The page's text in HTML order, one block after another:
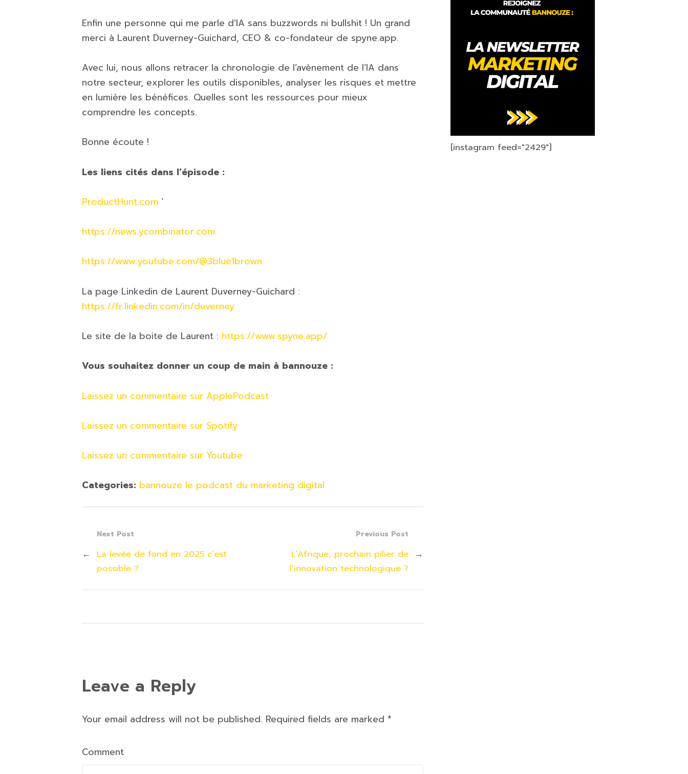
Enfin une personne qui me parle d’IA sans buzzwords ni bullshit ! Un grand
merci à Laurent Duverney-Guichard, CEO & co-fondateur de spyne.app.
Avec lui, nous allons retracer la chronologie de l’avènement de l’IA dans
notre secteur, explorer les outils disponibles, analyser les risques et mettre
en lumière les bénéfices. Quelles sont les ressources pour mieux
comprendre les concepts.
Bonne écoute !
Les liens cités dans l’épisode :
ProductHunt.com `
https://news.ycombinator.com
https://www.youtube.com/@3blue1brown
La page Linkedin de Laurent Duverney-Guichard :
https://fr.linkedin.com/in/duverney
Le site de la boite de Laurent : https://www.spyne.app/
Vous souhaitez donner un coup de main à bannouze :
Laissez un commentaire sur ApplePodcast
Laissez un commentaire sur Spotify
Laissez un commentaire sur Youtube
Categories: bannouze le podcast du marketing digital
Previous Post
L’Afrique, prochain pilier de
l’innovation technologique ?
→
Next Post
←
La levée de fond en 2025 c’est
possible ?
Leave a Reply
Your email address will not be published. Required fields are marked *
Comment
[instagram feed="2429"]